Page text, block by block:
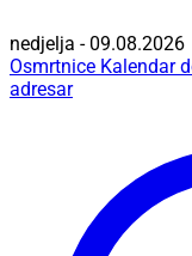
nedjelja - 09.08.2026
Osmrtnice Kalendar
adresar